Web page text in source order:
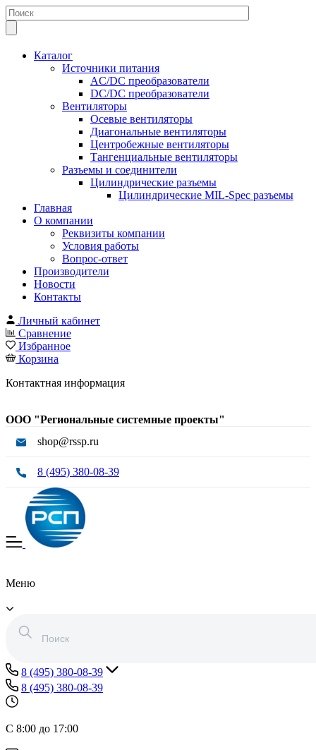
Каталог
Источники питания
AC/DC преобразователи
DC/DC преобразователи
Вентиляторы
Осевые вентиляторы
Диагональные вентиляторы
Центробежные вентиляторы
Тангенциальные вентиляторы
Разъемы и соединители
Цилиндрические разъемы
Цилиндрические MIL-Spec разъемы
Главная
О компании
Реквизиты компании
Условия работы
Вопрос-ответ
Производители
Новости
Контакты
Личный кабинет
Сравнение
Избранное
Корзина
Контактная информация
ООО "Региональные системные проекты"
shop@rssp.ru
8 (495) 380-08-39
Меню
8 (495) 380-08-39
8 (495) 380-08-39
С 8:00 до 17:00